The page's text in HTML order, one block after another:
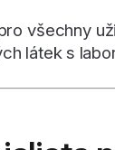
všechny
látek s